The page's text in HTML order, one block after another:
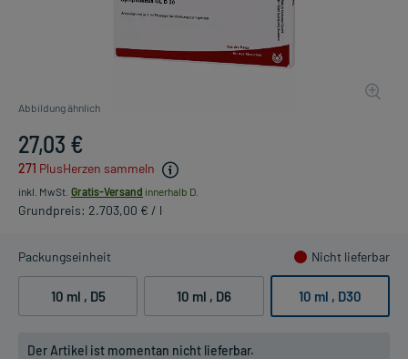
Abbildung ähnlich
27,03 €
271 PlusHerzen sammeln
inkl. MwSt. Gratis-Versand innerhalb D.
Grundpreis: 2.703,00 € / l
Packungseinheit Nicht lieferbar
10 ml , D5 10 ml , D6 10 ml , D30
Der Artikel ist momentan nicht lieferbar.